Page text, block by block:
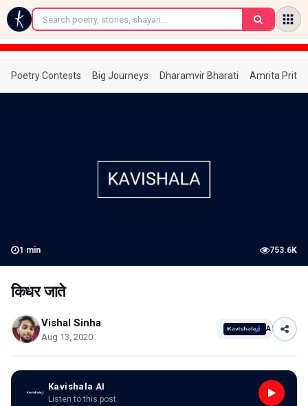
←
Poetry Contests Big Journeys Dharamvir Bharati Amrita
1 min 753.6K
किधर जाते
Vishal Sinha
Aug 13, 2020
AI
Kavishala AI
Listen to this post